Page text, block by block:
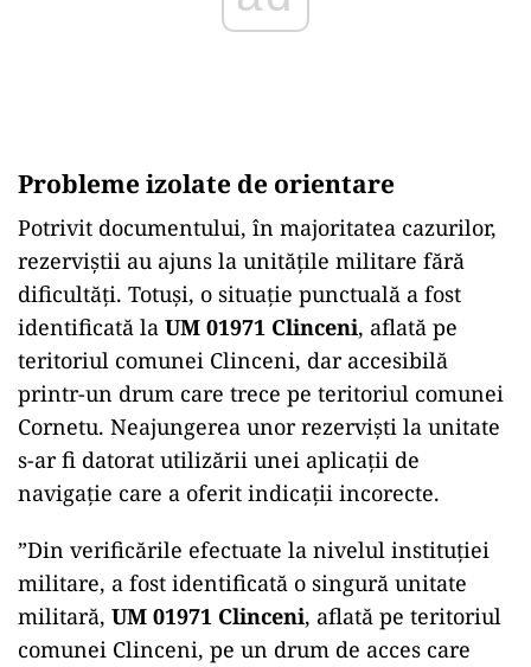
Probleme izolate de orientare
Potrivit documentului, în majoritatea cazurilor,
rezerviștii au ajuns la unitățile militare fără
dificultăți. Totuși, o situație punctuală a fost
identificată la UM 01971 Clinceni, aflată pe
teritoriul comunei Clinceni, dar accesibilă
printr-un drum care trece pe teritoriul comunei
Cornetu. Neajungerea unor rezerviști la unitate
s-ar fi datorat utilizării unei aplicații de
navigație care a oferit indicații incorecte.
”Din verificările efectuate la nivelul instituției
militare, a fost identificată o singură unitate
militară, UM 01971 Clinceni, aflată pe teritoriul
comunei Clinceni, pe un drum de acces care